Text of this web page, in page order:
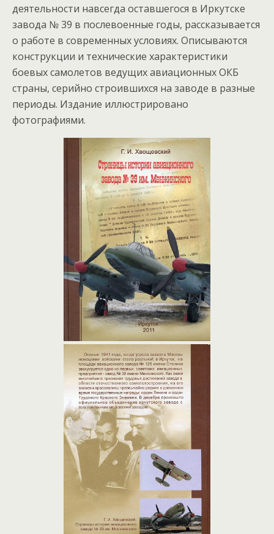
деятельности навсегда оставшегося в Иркутске
завода № 39 в послевоенные годы, рассказывается
о работе в современных условиях. Описываются
конструкции и технические характеристики
боевых самолетов ведущих авиационных ОКБ
страны, серийно строившихся на заводе в разные
периоды. Издание иллюстрировано
фотографиями.